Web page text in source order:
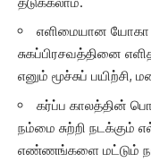
எளிமையான யோகா
சுகப்பிரசவத்தினை
எனும் மூச்சுப்
கர்ப்ப காலத்தின்
நம்மை சுற்றி நடக்கும்
எண்ணங்களை மட்டும்